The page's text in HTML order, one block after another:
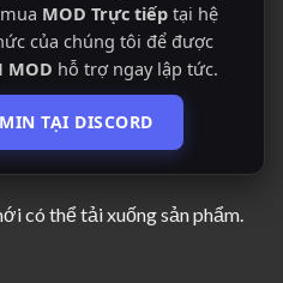
MOD Trực tiếp tại hệ
của chúng tôi để được
MOD hỗ trợ ngay lập tức.
TẠI DISCORD
có thể tải xuống sản phẩm.